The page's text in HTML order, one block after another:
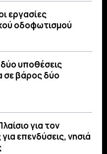
εργασίες
οδοφωτισμού
υποθέσεις
σε βάρος δύο
για τον
επενδύσεις, νησιά